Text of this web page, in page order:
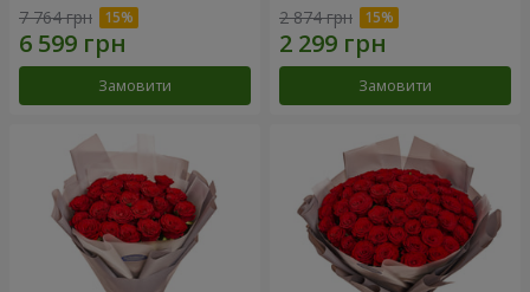
7 764 грн
Замовити
2 874 грн
Замовити